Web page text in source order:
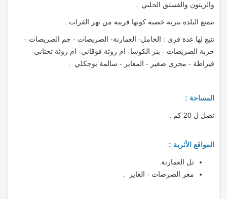
والزيتون والفستق الحلبي .
تتمتع البلدة بتربة خصبة كونها قريبة من نهر الفرات .
تتبع لها عدة قرى : الحامل- العمارنة- الصريصات - جم الصريصات -
خربة الصريصات - بئر الكوسا- ام روثة فوقاني- ام روثة تحتاني-
قيراطة - مجرى صغير - المغاير - سالمة بوجكلي .
المساحة :
تصل ل 20 كم .
المواقع الأثرية :
تل العمارنة.
مغر الصرصات - الغاير .